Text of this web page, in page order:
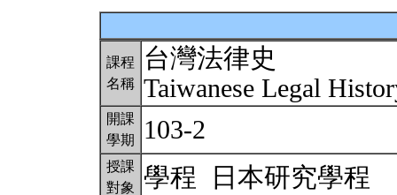
課程
名稱
台灣法律史
Taiwanese Legal
開課
學期
103-2
授課
對象
學程 日本研究學程